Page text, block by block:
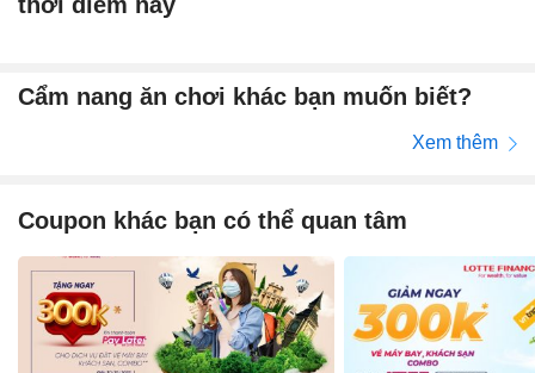
Cẩm nang ăn chơi khác bạn muốn biết?
Xem thêm
Coupon khác bạn có thể quan tâm